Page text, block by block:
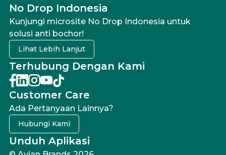
No Drop Indonesia
Kunjungi microsite No Drop Indonesia untuk
solusi anti bochor!
Lihat Lebih Lanjut
Terhubung Dengan Kami
Customer Care
Ada Pertanyaan Lainnya?
Hubungi Kami
Unduh Aplikasi